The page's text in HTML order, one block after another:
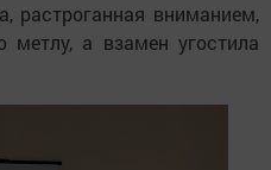
растроганная вниманием,
метлу, а взамен угостила